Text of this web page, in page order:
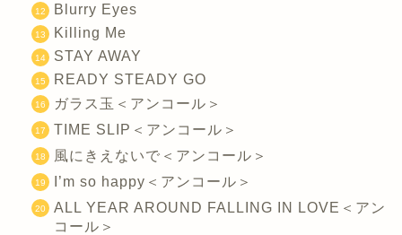
Blurry Eyes
Killing Me
STAY AWAY
READY STEADY GO
ガラス玉＜アンコール＞
TIME SLIP＜アンコール＞
風にきえないで＜アンコール＞
I’m so happy＜アンコール＞
ALL YEAR AROUND FALLING IN LOVE＜アン
コール＞